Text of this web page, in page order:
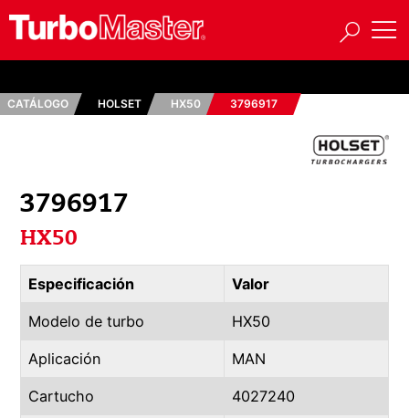
CATÁLOGO HOLSET HX50 3796917
3796917
HX50
Especificación Valor
Modelo de turbo HX50
Aplicación MAN
Cartucho 4027240